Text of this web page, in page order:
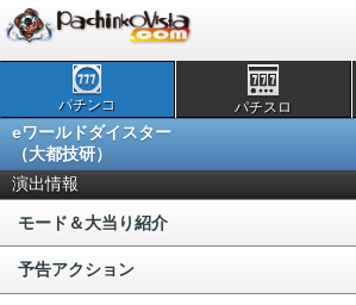
パチンコ パチスロ
eワールドダイスター
（大都技研）
演出情報
モード＆大当り紹介
予告アクション